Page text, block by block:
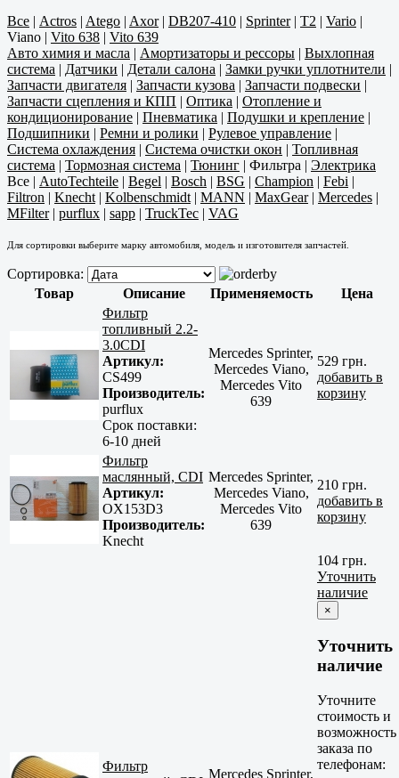
Все | Actros | Atego | Axor| DB207-410 | Sprinter| T2 | Vario |
Viano | Vito 638 | Vito 639
Авто химия и масла | Амортизаторы и рессоры | Выхлопная
система | Датчики | Детали салона | Замки ручки уплотнители |
Запчасти двигателя | Запчасти кузова | Запчасти подвески |
Запчасти сцепления и КПП | Оптика | Отопление и
кондиционирование | Пневматика | Подушки и крепление |
Подшипники | Ремни и ролики | Рулевое управление |
Система охлаждения | Система очистки окон | Топливная
система | Тормозная система | Тюнинг | Фильтра | Электрика
Все | AutoTechteile | Begel | Bosch | BSG | Champion | Febi |
Filtron | Knecht | Kolbenschmidt | MANN | MaxGear| Mercedes |
MFilter| purflux | sapp | TruckTec | VAG
Для сортировки выберите марку автомобиля, модель и изготовителя запчастей.
Сортировка:
Товар
Описание Применяемость
Цена
Фильтр
топливный 2.2-
3.0CDI
Артикул:
CS499
Производитель:
purflux
Срок поставки:
6-10 дней
Mercedes Sprinter,
Mercedes Viano,
Mercedes Vito
639
529 грн.
добавить в
корзину
Фильтр
маслянный, CDI
Артикул:
OX153D3
Производитель:
Knecht
Mercedes Sprinter,
Mercedes Viano,
Mercedes Vito
639
210 грн.
добавить в
корзину
Фильтр
Mercedes Sprinter,
104 грн.
Уточнить
наличие
×
Уточнить
наличие
Уточните
стоимость и
возможность
заказа по
телефонам: